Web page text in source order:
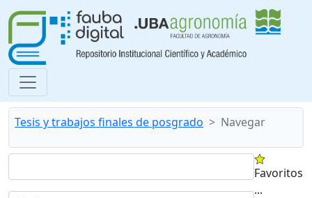
Tesis y trabajos finales de posgrado Navegar
Favoritos
...